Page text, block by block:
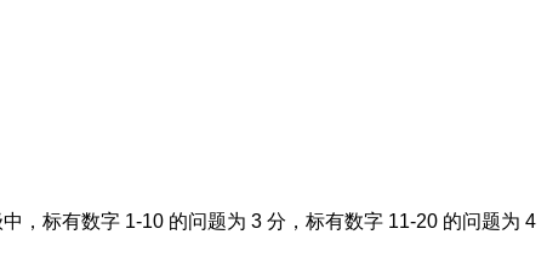
，标有数字 1-10 的问题为 3 分，标有数字 11-20 的问题为 4